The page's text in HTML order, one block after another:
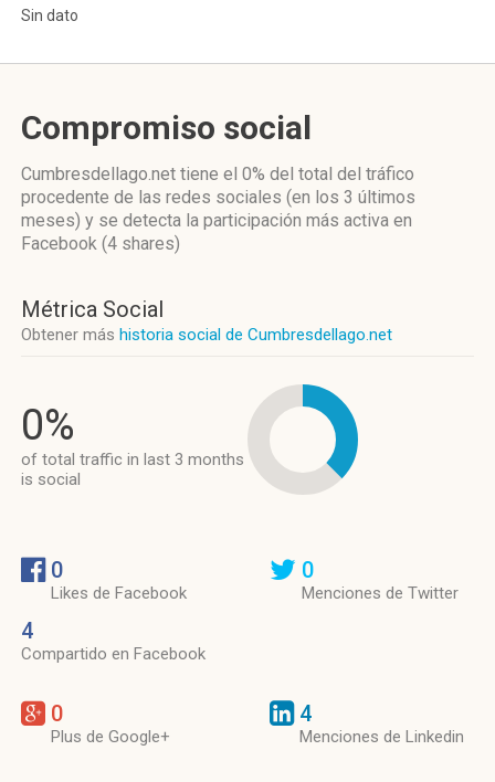
Sin dato
Compromiso social
Cumbresdellago.net tiene el 0% del total del tráfico
procedente de las redes sociales (en los 3 últimos
meses) y se detecta la participación más activa en
Facebook (4 shares)
Métrica Social
Obtener más historia social de Cumbresdellago.net
0%
of total traffic in last 3 months
is social
0
Likes de Facebook
4
Compartido en Facebook
0
Menciones de Twitter
0
Plus de Google+
4
Menciones de Linkedin